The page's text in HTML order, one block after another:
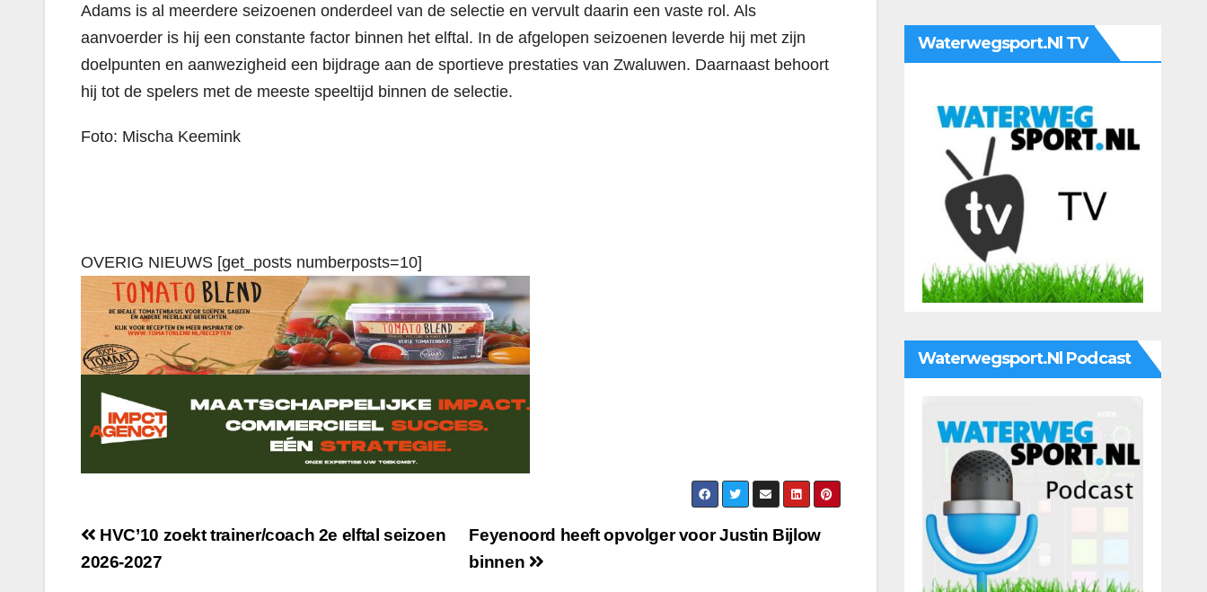
Adams is al meerdere seizoenen onderdeel van de selectie en vervult daarin een vaste rol. Als
aanvoerder is hij een constante factor binnen het elftal. In de afgelopen seizoenen leverde hij met zijn
doelpunten en aanwezigheid een bijdrage aan de sportieve prestaties van Zwaluwen. Daarnaast behoort
hij tot de spelers met de meeste speeltijd binnen de selectie.
Foto: Mischa Keemink
OVERIG NIEUWS [get_posts numberposts=10]
Feyenoord heeft opvolger voor Justin Bijlow
binnen
HVC’10 zoekt trainer/coach 2e elftal seizoen
2026-2027
Waterwegsport.nl TV
Waterwegsport.nl Podcast